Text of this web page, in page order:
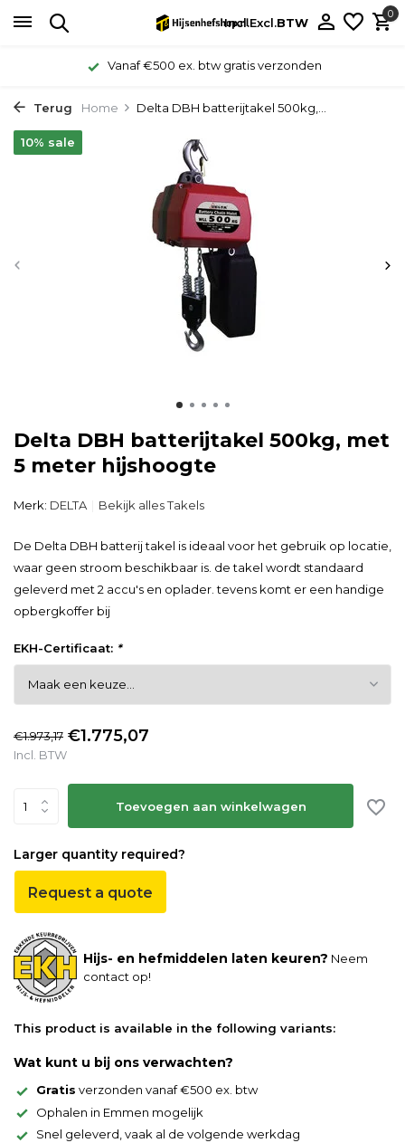
Incl.Excl.BTW
0
Vanaf €500 ex. btw gratis verzonden
Terug Home Delta DBH batterijtakel 500kg,...
Delta DBH batterijtakel 500kg, met
5 meter hijshoogte
10% sale
Merk: DELTA Bekijk alles Takels
De Delta DBH batterij takel is ideaal voor het gebruik op locatie,
waar geen stroom beschikbaar is. de takel wordt standaard
geleverd met 2 accu's en oplader. tevens komt er een handige
opbergkoffer bij
EKH-Certificaat: *
€1.973,17 €1.775,07
Incl. BTW
Toevoegen aan winkelwagen
Larger quantity required?
Request a quote
Hijs- en hefmiddelen laten keuren? Neem
contact op!
This product is available in the following variants:
Wat kunt u bij ons verwachten?
Gratis verzonden vanaf €500 ex. btw
Ophalen in Emmen mogelijk
Snel geleverd, vaak al de volgende werkdag